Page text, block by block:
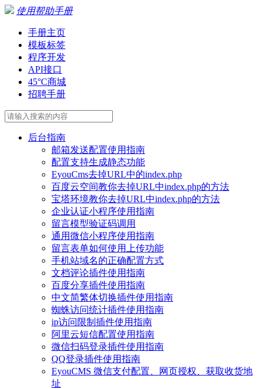
使用帮助手册
手册主页
模板标签
程序开发
API接口
45°C商城
招聘手册
后台指南
邮箱发送配置使用指南
配置支持生成静态功能
EyouCms去掉URL中的index.php
百度云空间教你去掉URL中index.php的方法
宝塔环境教你去掉URL中index.php的方法
企业认证小程序使用指南
留言模型验证码调用
通用微信小程序使用指南
留言表单如何使用上传功能
手机站域名的正确配置方式
文档评论插件使用指南
百度分享插件使用指南
中文简繁体切换插件使用指南
蜘蛛访问统计插件使用指南
ip访问限制插件使用指南
阿里云短信配置使用指南
微信扫码登录插件使用指南
QQ登录插件使用指南
EyouCMS 微信支付配置、网页授权、获取收货地
址